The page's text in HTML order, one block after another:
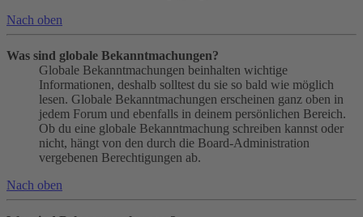
Nach oben
Was sind globale Bekanntmachungen?
Globale Bekanntmachungen beinhalten wichtige
Informationen, deshalb solltest du sie so bald wie möglich
lesen. Globale Bekanntmachungen erscheinen ganz oben in
jedem Forum und ebenfalls in deinem persönlichen Bereich.
Ob du eine globale Bekanntmachung schreiben kannst oder
nicht, hängt von den durch die Board-Administration
vergebenen Berechtigungen ab.
Nach oben